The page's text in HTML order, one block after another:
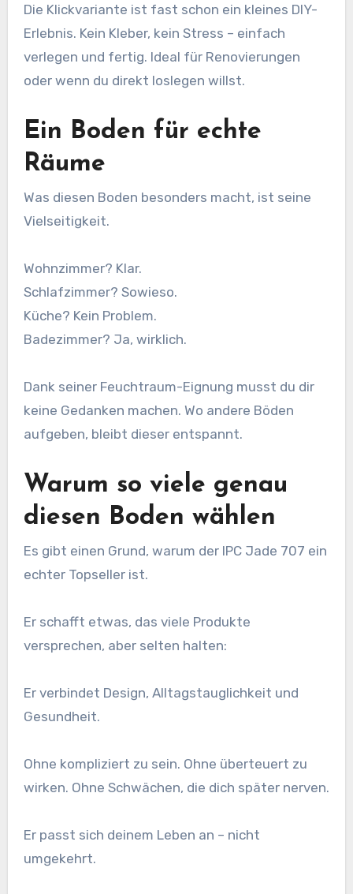
Die Klickvariante ist fast schon ein kleines DIY-
Erlebnis. Kein Kleber, kein Stress – einfach
verlegen und fertig. Ideal für Renovierungen
oder wenn du direkt loslegen willst.
Ein Boden für echte
Räume
Was diesen Boden besonders macht, ist seine
Vielseitigkeit.
Wohnzimmer? Klar.
Schlafzimmer? Sowieso.
Küche? Kein Problem.
Badezimmer? Ja, wirklich.
Dank seiner Feuchtraum-Eignung musst du dir
keine Gedanken machen. Wo andere Böden
aufgeben, bleibt dieser entspannt.
Warum so viele genau
diesen Boden wählen
Es gibt einen Grund, warum der IPC Jade 707 ein
echter Topseller ist.
Er schafft etwas, das viele Produkte
versprechen, aber selten halten:
Er verbindet Design, Alltagstauglichkeit und
Gesundheit.
Ohne kompliziert zu sein. Ohne überteuert zu
wirken. Ohne Schwächen, die dich später nerven.
Er passt sich deinem Leben an – nicht
umgekehrt.